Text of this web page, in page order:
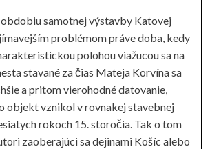
obdobiu samotnej výstavby Katovej
problémom práve doba, kedy
polohou viažucou sa na
stavané za čias Mateja Korvína sa
a pritom vierohodné datovanie,
objekt vznikol v rovnakej stavebnej
rokoch 15. storočia. Tak o tom
zaoberajúci sa dejinami Košíc alebo